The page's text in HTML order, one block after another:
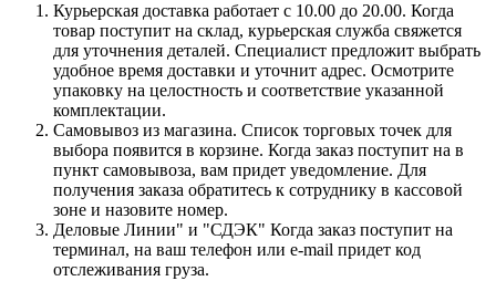
Курьерская доставка работает с 10.00 до 20.00. Когда
товар поступит на склад, курьерская служба свяжется
для уточнения деталей. Специалист предложит выбрать
удобное время доставки и уточнит адрес. Осмотрите
упаковку на целостность и соответствие указанной
комплектации.
Самовывоз из магазина. Список торговых точек для
выбора появится в корзине. Когда заказ поступит на в
пункт самовывоза, вам придет уведомление. Для
получения заказа обратитесь к сотруднику в кассовой
зоне и назовите номер.
Деловые Линии" и "СДЭК" Когда заказ поступит на
терминал, на ваш телефон или e-mail придет код
отслеживания груза.